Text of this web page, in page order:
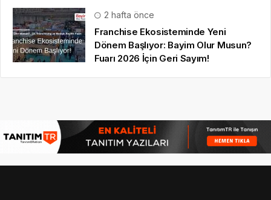
2 hafta önce
Franchise Ekosisteminde Yeni
Dönem Başlıyor: Bayim Olur Musun?
Fuarı 2026 İçin Geri Sayım!